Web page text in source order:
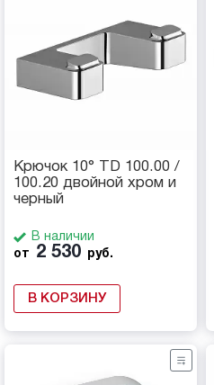
Крючок 10° TD 100.00 /
100.20 двойной хром и
черный
В наличии
от
2 530 руб.
В КОРЗИНУ